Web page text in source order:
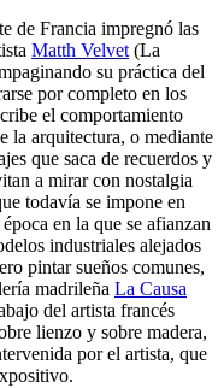
de Francia impregnó las
Matth Velvet (La
su práctica del
por completo en los
el comportamiento
la arquitectura, o mediante
que saca de recuerdos y
a mirar con nostalgia
todavía se impone en
en la que se afianzan
industriales alejados
pintar sueños comunes,
madrileña La Causa
del artista francés
lienzo y sobre madera,
por el artista, que